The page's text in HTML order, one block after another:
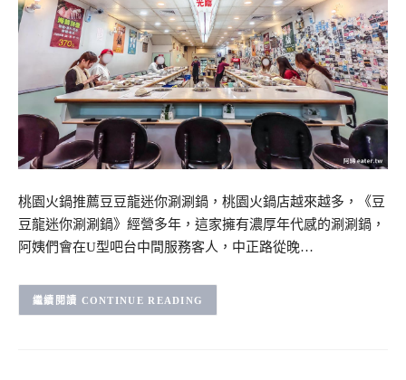
桃園火鍋推薦豆豆龍迷你涮涮鍋，桃園火鍋店越來越多，《豆
豆龍迷你涮涮鍋》經營多年，這家擁有濃厚年代感的涮涮鍋，
阿姨們會在U型吧台中間服務客人，中正路從晚…
CONTINUE READING